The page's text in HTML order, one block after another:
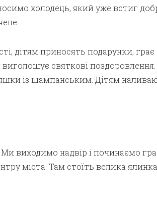
холодець, який уже встиг
дітям приносять подарунки, грає
святкові поздоровлення.
із шампанським. Дітям
виходимо надвір і починаємо
міста. Там стоїть велика